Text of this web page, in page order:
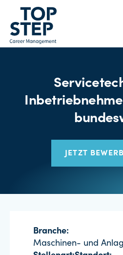
JETZT
Branche:
Maschinen- und